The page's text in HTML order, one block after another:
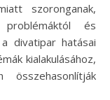
szoronganak,
problémáktól és
divatipar hatásai
kialakulásához,